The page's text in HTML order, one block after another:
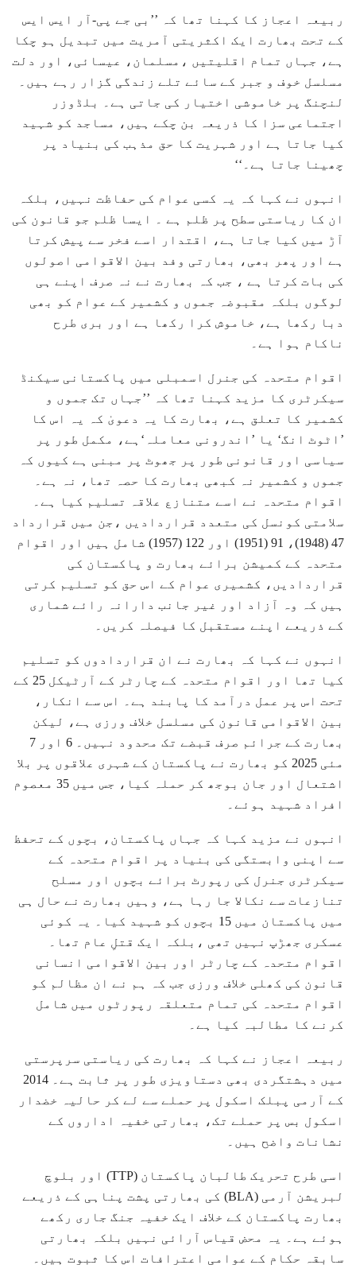
ربیعہ اعجاز کا کہنا تھا کہ ’’بی جے پی-آر ایس ایس
کے تحت بھارت ایک اکثریتی آمریت میں تبدیل ہو چکا
ہے، جہاں تمام اقلیتیں ،مسلمان، عیسائی، اور دلت
مسلسل خوف و جبر کے سائے تلے زندگی گزار رہے ہیں۔
لنچنگ پر خاموشی اختیار کی جاتی ہے۔ بلڈوزر
اجتماعی سزا کا ذریعہ بن چکے ہیں، مساجد کو شہید
کیا جاتا ہے اور شہریت کا حق مذہب کی بنیاد پر
چھینا جاتا ہے۔‘‘
انہوں نے کہا کہ یہ کسی عوام کی حفاظت نہیں، بلکہ
ان کا ریاستی سطح پر ظلم ہے ۔ ایسا ظلم جو قانون کی
آڑ میں کیا جاتا ہے، اقتدار اسے فخر سے پیش کرتا
ہے اور پھر بھی، بھارتی وفد بین الاقوامی اصولوں
کی بات کرتا ہے ، جب کہ بھارت نے نہ صرف اپنے ہی
لوگوں بلکہ مقبوضہ جموں و کشمیر کے عوام کو بھی
دبا رکھا ہے، خاموش کرا رکھا ہے اور بری طرح
ناکام ہوا ہے۔
اقوام متحدہ کی جنرل اسمبلی میں پاکستانی سیکنڈ
سیکرٹری کا مزید کہنا تھا کہ ’’جہاں تک جموں و
کشمیر کا تعلق ہے، بھارت کا یہ دعویٰ کہ یہ اس کا
’اٹوٹ انگ‘ یا ’اندرونی معاملہ‘ہے، مکمل طور پر
سیاسی اور قانونی طور پر جھوٹ پر مبنی ہے کیوں کہ
جموں و کشمیر نہ کبھی بھارت کا حصہ تھا، نہ ہے۔
اقوام متحدہ نے اسے متنازع علاقہ تسلیم کیا ہے۔
سلامتی کونسل کی متعدد قراردادیں ،جن میں قرارداد
47 (1948)، 91 (1951) اور 122 (1957) شامل ہیں اور اقوام
متحدہ کے کمیشن برائے بھارت و پاکستان کی
قراردادیں، کشمیری عوام کے اس حق کو تسلیم کرتی
ہیں کہ وہ آزاد اور غیر جانب دارانہ رائے شماری
کے ذریعے اپنے مستقبل کا فیصلہ کریں۔
انہوں نے کہا کہ بھارت نے ان قراردادوں کو تسلیم
کیا تھا اور اقوام متحدہ کے چارٹر کے آرٹیکل 25 کے
تحت اس پر عمل درآمد کا پابند ہے۔ اس سے انکار،
بین الاقوامی قانون کی مسلسل خلاف ورزی ہے، لیکن
بھارت کے جرائم صرف قبضے تک محدود نہیں۔ 6 اور 7
مئی 2025 کو بھارت نے پاکستان کے شہری علاقوں پر بلا
اشتعال اور جان بوجھ کر حملہ کیا، جس میں 35 معصوم
افراد شہید ہوئے۔
انہوں نے مزید کہا کہ جہاں پاکستان، بچوں کے تحفظ
سے اپنی وابستگی کی بنیاد پر اقوام متحدہ کے
سیکرٹری جنرل کی رپورٹ برائے بچوں اور مسلح
تنازعات سے نکالا جا رہا ہے، وہیں بھارت نے حال ہی
میں پاکستان میں 15 بچوں کو شہید کیا۔ یہ کوئی
عسکری جھڑپ نہیں تھی ،بلکہ ایک قتلِ عام تھا۔
اقوام متحدہ کے چارٹر اور بین الاقوامی انسانی
قانون کی کھلی خلاف ورزی جب کہ ہم نے ان مظالم کو
اقوام متحدہ کی تمام متعلقہ رپورٹوں میں شامل
کرنے کا مطالبہ کیا ہے۔
ربیعہ اعجاز نے کہا کہ بھارت کی ریاستی سرپرستی
میں دہشتگردی بھی دستاویزی طور پر ثابت ہے۔ 2014
کے آرمی پبلک اسکول پر حملے سے لے کر حالیہ خضدار
اسکول بس پر حملے تک، بھارتی خفیہ اداروں کے
نشانات واضح ہیں۔
اسی طرح تحریک طالبان پاکستان (TTP) اور بلوچ
لبریشن آرمی (BLA) کی بھارتی پشت پناہی کے ذریعے
بھارت پاکستان کے خلاف ایک خفیہ جنگ جاری رکھے
ہوئے ہے۔ یہ محض قیاس آرائی نہیں بلکہ بھارتی
سابقہ حکام کے عوامی اعترافات اس کا ثبوت ہیں۔